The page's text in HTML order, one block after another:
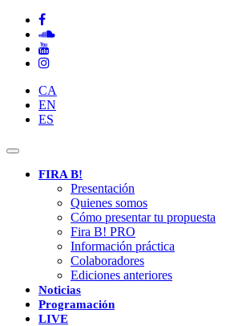
CA
EN
ES
Toggle
navigationFIRA B!
Presentación
Quienes somos
Cómo presentar tu propuesta
Fira B! PRO
Información práctica
Colaboradores
Ediciones anteriores
Noticias
Programación
LIVE